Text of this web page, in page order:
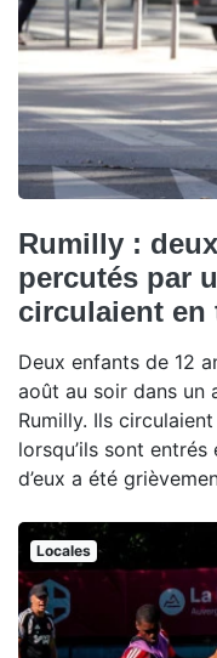
Rumilly :
percutés par
circulaient en
Deux enfants de 12
août au soir dans un
Rumilly. Ils
lorsqu’ils sont entrés
d’eux a été
Locales